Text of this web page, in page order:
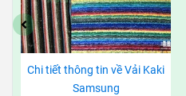
Chi tiết thông tin về Vải Kaki
Samsung